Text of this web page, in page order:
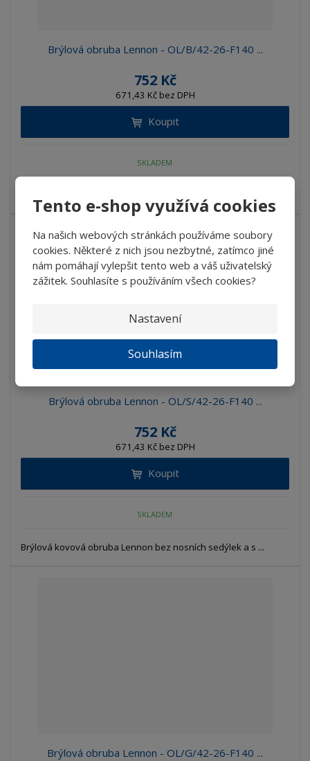
Tento e-shop využívá cookies
Na našich webových stránkách používáme soubory
cookies. Některé z nich jsou nezbytné, zatímco jiné
nám pomáhají vylepšit tento web a váš uživatelský
zážitek. Souhlasíte s používáním všech cookies?
Nastavení
Souhlasím
Brýlová obruba Lennon - OL/B/42-26-F140 ...
752 Kč
671,43 Kč bez DPH
Koupit
SKLADEM
Brýlová obruba Lennon - OL/S/42-26-F140 ...
752 Kč
671,43 Kč bez DPH
Koupit
SKLADEM
Brýlová kovová obruba Lennon bez nosních sedýlek a s ...
Brýlová obruba Lennon - OL/G/42-26-F140 ...